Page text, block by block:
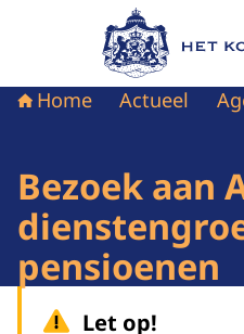
Naar de
Home Actueel
Bezoek aan
pensioenen
Let op!